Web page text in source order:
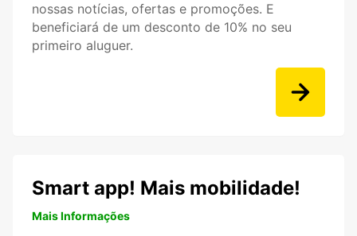
nossas notícias, ofertas e promoções. E
beneficiará de um desconto de 10% no seu
primeiro aluguer.
Smart app! Mais mobilidade!
Mais Informações